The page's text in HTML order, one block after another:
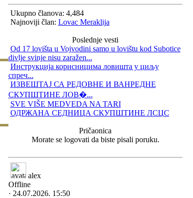
Ukupno članova: 4,484
Najnoviji član: Lovac Meraklija
Poslednje vesti
Od 17 lovišta u Vojvodini samo u lovištu kod Subotice
divlje svinje nisu zaražen...
Инструкција корисницима ловишта у циљу
спреч...
ИЗВЕШТАЈ СА РЕДОВНЕ И ВАНРЕДНЕ
СКУПШТИНЕ ЛОВ�...
SVE VIŠE MEDVEDA NA TARI
ОДРЖАНА СЕДНИЦА СКУПШТИНЕ ЛСЦС
Pričaonica
Morate se logovati da biste pisali poruku.
alex
Offline
· 24.07.2026. 15:50